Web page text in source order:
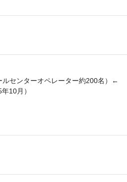
ルセンターオペレーター約200名）←
10月）